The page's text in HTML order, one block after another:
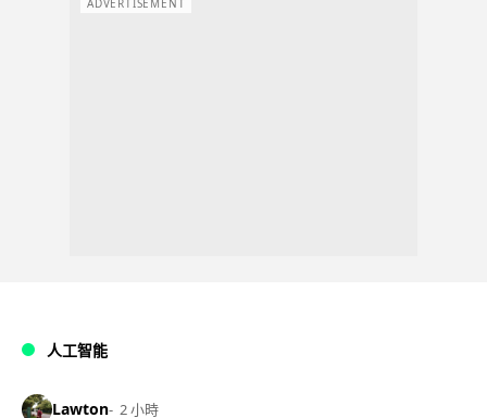
ADVERTISEMENT
人工智能
Lawton 2 小時